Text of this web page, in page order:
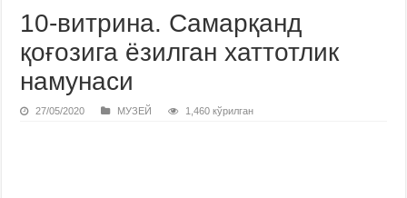
10-витрина. Самарқанд
қоғозига ёзилган хаттотлик
намунаси
27/05/2020 МУЗЕЙ 1,460 кўрилган